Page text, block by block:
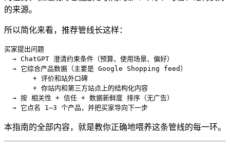
的来源。
所以简化来看，推荐管线长这样：
买家提出问题
  → ChatGPT 澄清约束条件（预算、使用场景、偏好）
  → 它综合产品数据（主要是 Google Shopping feed）
       + 评价和站外口碑
       + 你站内和第三方站点上的结构化内容
  → 按 相关性 + 信任 + 数据新鲜度 排序（无广告）
  → 它点名 1–3 个产品，并把买家导向下一步
本指南的全部内容，就是教你正确地喂养这条管线的每一环。